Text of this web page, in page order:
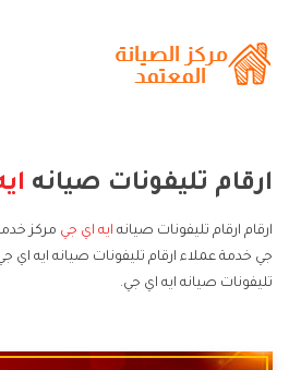
ارقام تليفونات صيانه
ارقام ارقام تليفونات صيانه ايه اي جي مركز
جي خدمة عملاء ارقام تليفونات صيانه ايه اي
تليفونات صيانه ايه اي جي.